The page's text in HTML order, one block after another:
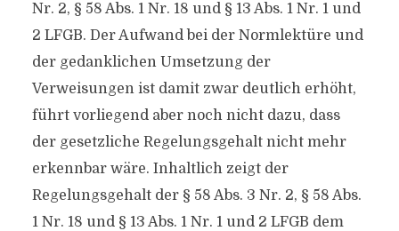
Nr. 2, § 58 Abs. 1 Nr. 18 und § 13 Abs. 1 Nr. 1 und
2 LFGB. Der Aufwand bei der Normlektüre und
der gedanklichen Umsetzung der
Verweisungen ist damit zwar deutlich erhöht,
führt vorliegend aber noch nicht dazu, dass
der gesetzliche Regelungsgehalt nicht mehr
erkennbar wäre. Inhaltlich zeigt der
Regelungsgehalt der § 58 Abs. 3 Nr. 2, § 58 Abs.
1 Nr. 18 und § 13 Abs. 1 Nr. 1 und 2 LFGB dem